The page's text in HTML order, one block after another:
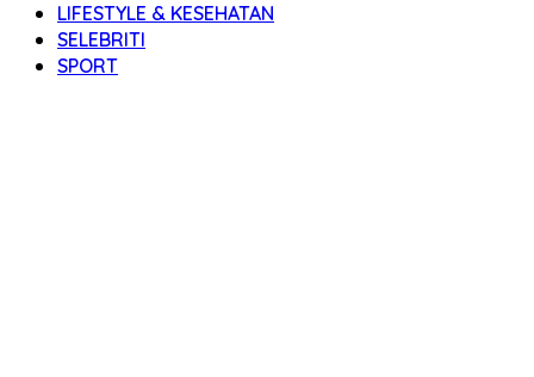
LIFESTYLE & KESEHATAN
SELEBRITI
SPORT